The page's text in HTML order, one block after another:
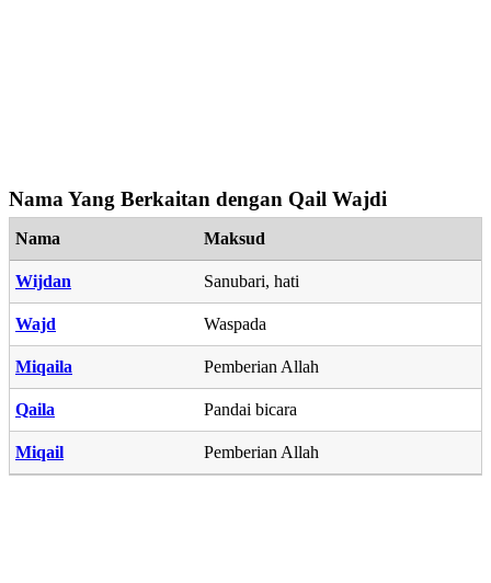
Nama Yang Berkaitan dengan Qail Wajdi
Nama Maksud
Wijdan Sanubari, hati
Wajd Waspada
Miqaila Pemberian Allah
Qaila Pandai bicara
Miqail Pemberian Allah